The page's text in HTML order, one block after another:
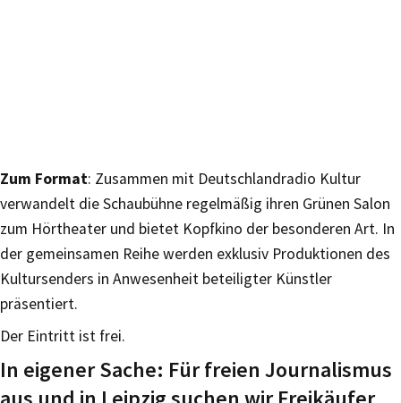
Zum Format: Zusammen mit Deutschlandradio Kultur
verwandelt die Schaubühne regelmäßig ihren Grünen Salon
zum Hörtheater und bietet Kopfkino der besonderen Art. In
der gemeinsamen Reihe werden exklusiv Produktionen des
Kultursenders in Anwesenheit beteiligter Künstler
präsentiert.
Der Eintritt ist frei.
In eigener Sache: Für freien Journalismus